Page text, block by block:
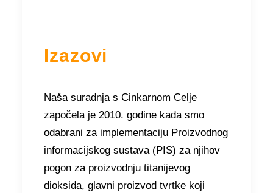
Izazovi
Naša suradnja s Cinkarnom Celje
započela je 2010. godine kada smo
odabrani za implementaciju Proizvodnog
informacijskog sustava (PIS) za njihov
pogon za proizvodnju titanijevog
dioksida, glavni proizvod tvrtke koji